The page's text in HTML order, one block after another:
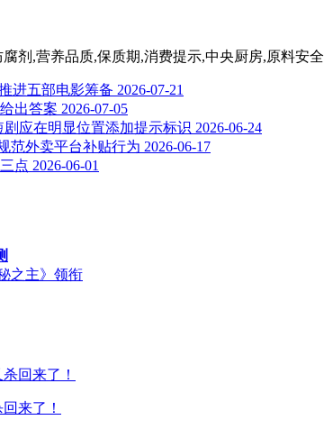
剂,营养品质,保质期,消费提示,中央厨房,原料安全
进五部电影筹备 2026-07-21
出答案 2026-07-05
应在明显位置添加提示标识 2026-06-24
范外卖平台补贴行为 2026-06-17
点 2026-06-01
之主》领衔
来了！